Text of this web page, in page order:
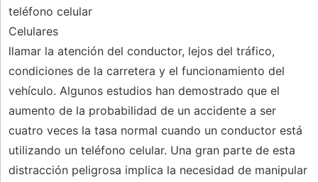
teléfono celular
Celulares
llamar la atención del conductor, lejos del tráfico,
condiciones de la carretera y el funcionamiento del
vehículo. Algunos estudios han demostrado que el
aumento de la probabilidad de un accidente a ser
cuatro veces la tasa normal cuando un conductor está
utilizando un teléfono celular. Una gran parte de esta
distracción peligrosa implica la necesidad de manipular